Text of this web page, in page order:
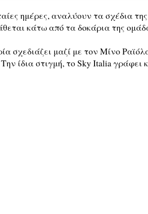
ημέρες, αναλύουν τα σχέδια της
κάτω από τα δοκάρια της
σχεδιάζει μαζί με τον Μίνο
ίδια στιγμή, το Sky Italia γράφει